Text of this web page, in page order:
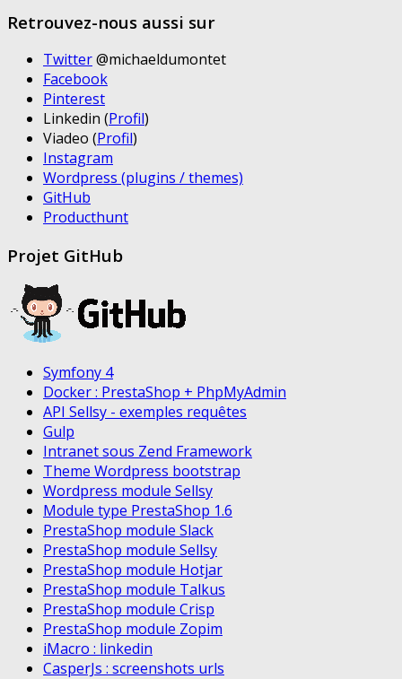
Retrouvez-nous aussi sur
Twitter@michaeldumontet
Facebook
Pinterest
Linkedin (Profil)
Viadeo (Profil)
Instagram
Wordpress (plugins / themes)
GitHub
Producthunt
Projet GitHub
Symfony 4
Docker : PrestaShop + PhpMyAdmin
API Sellsy - exemples requêtes
Gulp
Intranet sous Zend Framework
Theme Wordpress bootstrap
Wordpress module Sellsy
Module type PrestaShop 1.6
PrestaShop module Slack
PrestaShop module Sellsy
PrestaShop module Hotjar
PrestaShop module Talkus
PrestaShop module Crisp
PrestaShop module Zopim
iMacro : linkedin
CasperJs : screenshots urls